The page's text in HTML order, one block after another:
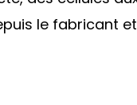
le fabricant